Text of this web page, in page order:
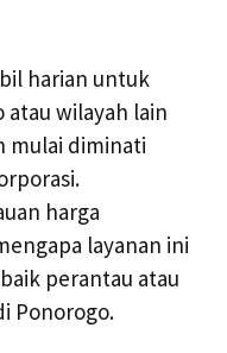
harian untuk
wilayah lain
mulai diminati
harga
layanan ini
perantau atau
Ponorogo.